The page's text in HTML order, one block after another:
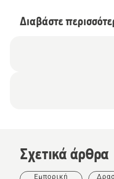
Διαβάστε
Σχετικά άρθρα
Εμπορική